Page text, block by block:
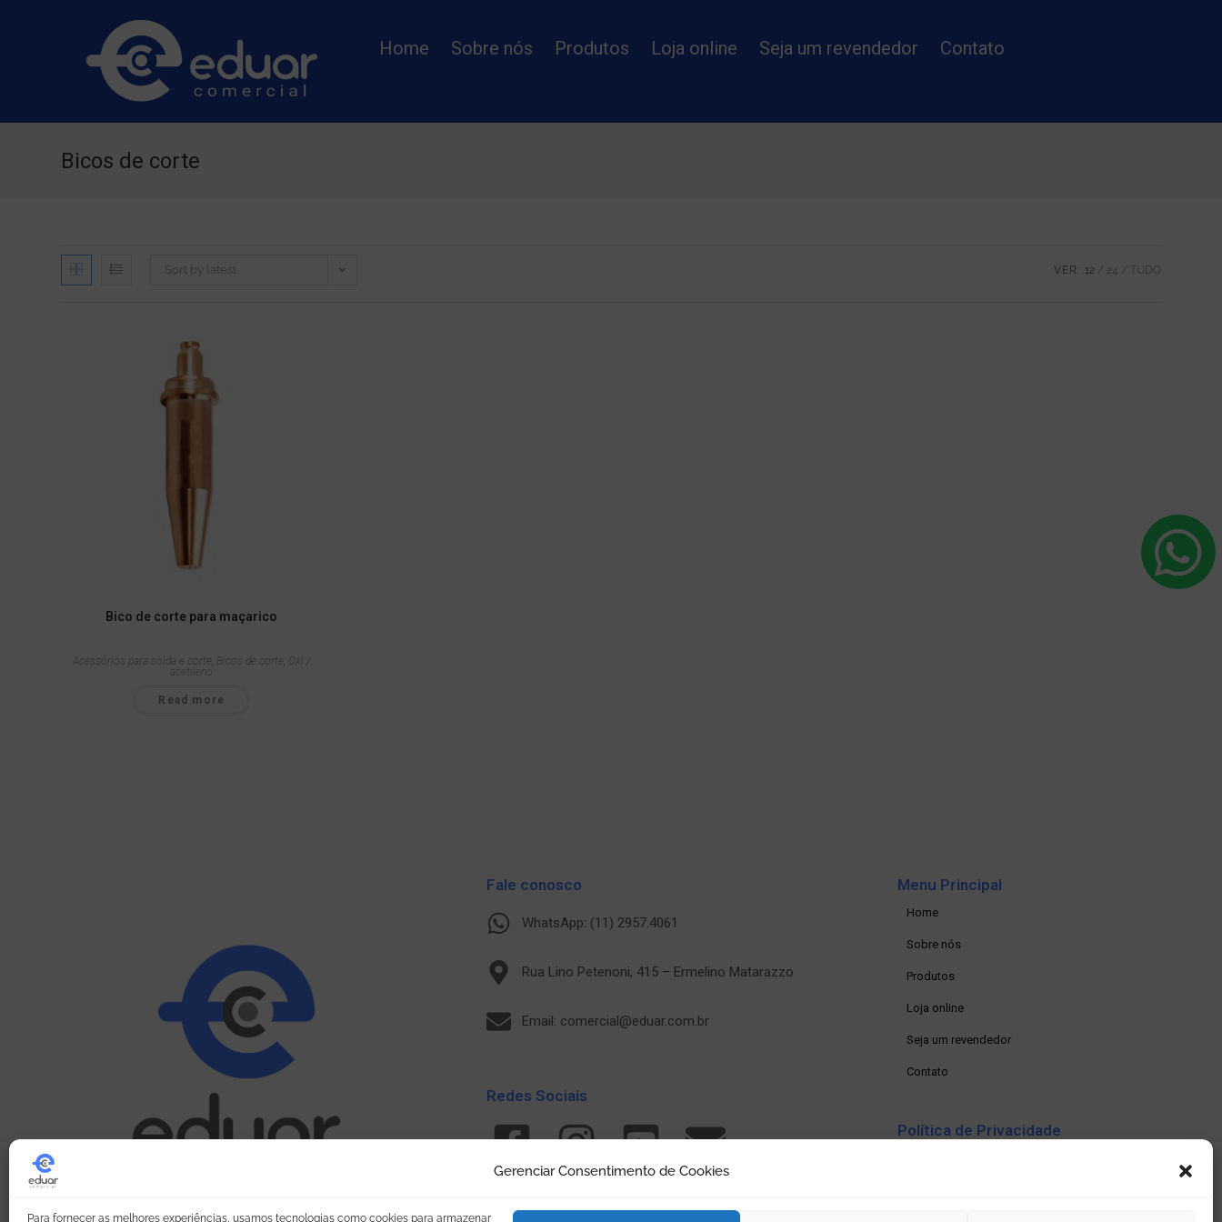
Gerenciar Consentimento de Cookies
Para fornecer as melhores experiências, usamos tecnologias como cookies para armazenar
Home Sobre nós Produtos Loja online Seja um revendedor Contato
Bicos de corte
Sort by latest VER: 12 24 TUDO
Bico de corte para maçarico
Acessórios para solda e corte, Bicos de corte,
Oxi /
acetileno
Read more
Fale conosco
WhatsApp: (11) 2957.4061
Rua Lino Petenoni, 415 – Ermelino Matarazzo
Email: comercial@eduar.com.br
Redes Sociais
Menu Principal
Home
Sobre nós
Produtos
Loja online
Seja um revendedor
Contato
Política de Privacidade